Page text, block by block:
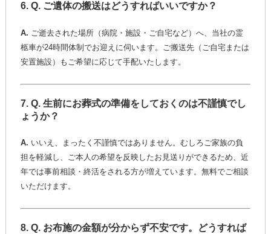
6. Q. ご遺体の搬送はどうすればいいですか？
A. ご逝去された場所（病院・施設・ご自宅など）へ、当社の霊
柩車が24時間体制でお迎えに伺います。ご搬送先（ご自宅または
安置施設）もご希望に応じて手配いたします。
7. Q. 生前にお葬式の準備をしておくのは不謹慎でし
ょうか？
A. いいえ、まったく不謹慎ではありません。むしろご家族の負
担を軽減し、ご本人の希望を反映したお見送りができるため、近
年では事前相談・終活をされる方が増えています。無料でご相談
いただけます。
8. Q. お布施の金額が分からず不安です。どうすれば